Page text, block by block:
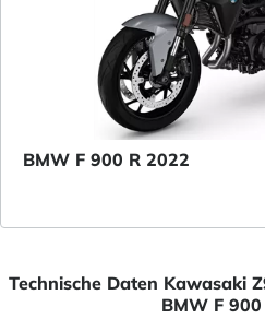
BMW F 900 R 2022
Technische Daten Kawasaki
BMW F